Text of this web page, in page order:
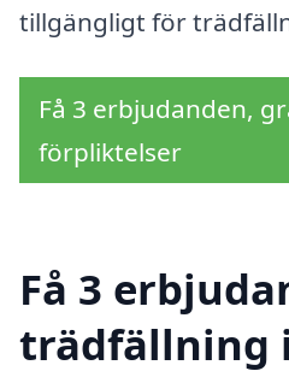
tillgängligt för
Få 3 erbjudanden,
förpliktelser
Få 3
trädfällning